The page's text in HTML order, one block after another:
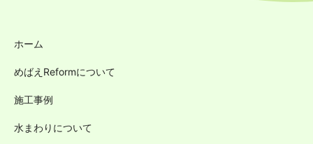
ホーム
めばえReformについて
施工事例
水まわりについて